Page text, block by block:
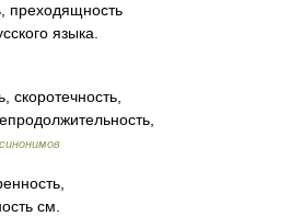
преходящность
языка.
см.